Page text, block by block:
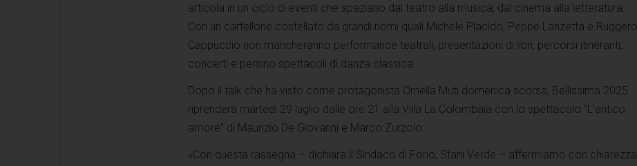
articola in un ciclo di eventi che spaziano dal teatro alla musica, dal cinema alla letteratura.
Con un cartellone costellato da grandi nomi quali Michele Placido, Peppe Lanzetta e Ruggero
Cappuccio non mancheranno performance teatrali, presentazioni di libri, percorsi itineranti,
concerti e persino spettacoli di danza classica.
Dopo il talk che ha visto come protagonista Ornella Muti domenica scorsa, Bellissima 2025
riprenderà martedì 29 luglio dalle ore 21 alla Villa La Colombaia con lo spettacolo “L’antico
amore” di Maurizio De Giovanni e Marco Zurzolo.
«Con questa rassegna – dichiara il Sindaco di Forio, Stani Verde – affermiamo con